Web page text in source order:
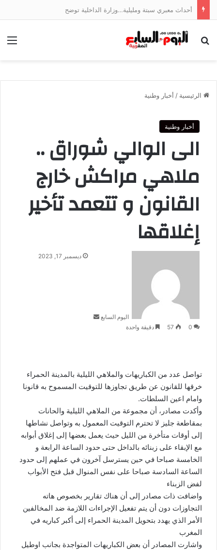
أحداث معبري سبتة ومليلية…وزارة الداخلية توضح
بحث عن
الرئيسية / أخبار وطنية
أخبار وطنية
الى الوالي شوراق ..
ملاهي مراكش خارج
القانون و تتعمد تأخير
إغلاقها
اليوم السابع
أرسلديسمبر 17, 2023
0
57 دقيقة واحدة
تواصل عدد من الكباريهات والملاهي الليلية بالمدينة الحمراء
خرقها للقانون عن طريق تجاوزها للتوقيت المسموح به قانونا
وامام اعين السلطات.
وأكدت مصادر، أن مجموعة من الملاهي الليلية والحانات
بمقاطعة جليز لا تحترم التوقيت المعمول به وتواصل نشاطها
إلى أوقات متأخرة من الليل حيث يعمل بعضها إلى إغلاق أبوابه
مع الإبقاء على زبنائه بالداخل حتى حدود الساعة الرابعة و
الخامسة صباحا في حين يسترسل آخرون في عملهم إلى حدود
الساعة السادسة صباحا على نفس المنوال قبل فتح الأبواب
لفض الزبناء
واضافت ذات مصادر إلى أن هناك تقارير بخصوص هاته
التجاوزات دون أن يتم تفعيل الإجراءات اللازمة ضد المخالفين
الأمر الذي يهدد بتحويل المدينة الحمراء إلى أكبر كباريه في
المغرب
واشارت المصادر أن بعض الكباريهات المتواجدة بجانب اوطيل